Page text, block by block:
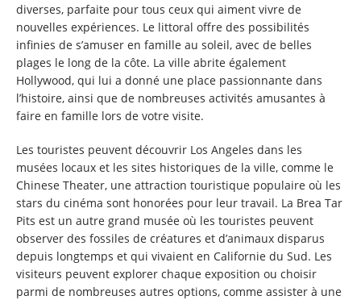
diverses, parfaite pour tous ceux qui aiment vivre de
nouvelles expériences. Le littoral offre des possibilités
infinies de s’amuser en famille au soleil, avec de belles
plages le long de la côte. La ville abrite également
Hollywood, qui lui a donné une place passionnante dans
l’histoire, ainsi que de nombreuses activités amusantes à
faire en famille lors de votre visite.
Les touristes peuvent découvrir Los Angeles dans les
musées locaux et les sites historiques de la ville, comme le
Chinese Theater, une attraction touristique populaire où les
stars du cinéma sont honorées pour leur travail. La Brea Tar
Pits est un autre grand musée où les touristes peuvent
observer des fossiles de créatures et d’animaux disparus
depuis longtemps et qui vivaient en Californie du Sud. Les
visiteurs peuvent explorer chaque exposition ou choisir
parmi de nombreuses autres options, comme assister à une